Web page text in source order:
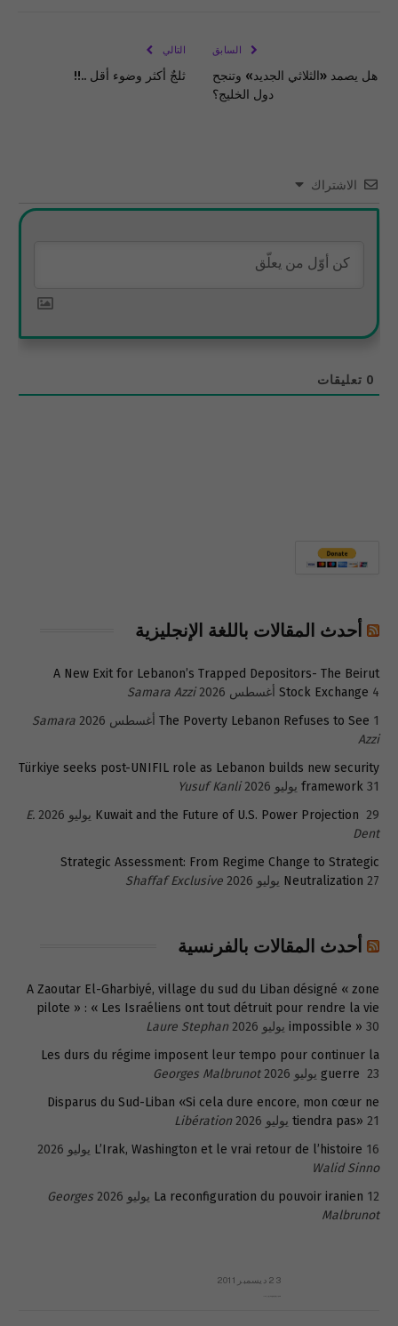
السابق
هل يصمد «الثلاثي الجديد» وتنجح
دول الخليج؟
التالي
ثلجٌ أكثر وضوء أقل ..!!
الاشتراك
0 تعليقات
أحدث المقالات باللغة الإنجليزية
A New Exit for Lebanon’s Trapped Depositors- The Beirut
Stock Exchange 4 أغسطس 2026
Samara Azzi
The Poverty Lebanon Refuses to See 1 أغسطس 2026
Samara
Azzi
Türkiye seeks post-UNIFIL role as Lebanon builds new security
framework 31 يوليو 2026
Yusuf Kanli
Kuwait and the Future of U.S. Power Projection 29 يوليو 2026
E.
Dent
Strategic Assessment: From Regime Change to Strategic
Neutralization 27 يوليو 2026 Shaffaf Exclusive
أحدث المقالات بالفرنسية
A Zaoutar El-Gharbiyé, village du sud du Liban désigné « zone
pilote » : « Les Israéliens ont tout détruit pour rendre la vie
impossible » 30 يوليو 2026
Laure Stephan
Les durs du régime imposent leur tempo pour continuer la
guerre 23 يوليو 2026
Georges Malbrunot
Disparus du Sud-Liban «Si cela dure encore, mon cœur ne
tiendra pas» 21 يوليو 2026
Libération
L’Irak, Washington et le vrai retour de l’histoire 16 يوليو 2026
Walid Sinno
La reconfiguration du pouvoir iranien 12 يوليو 2026
Georges
Malbrunot
23 ديسمبر 2011